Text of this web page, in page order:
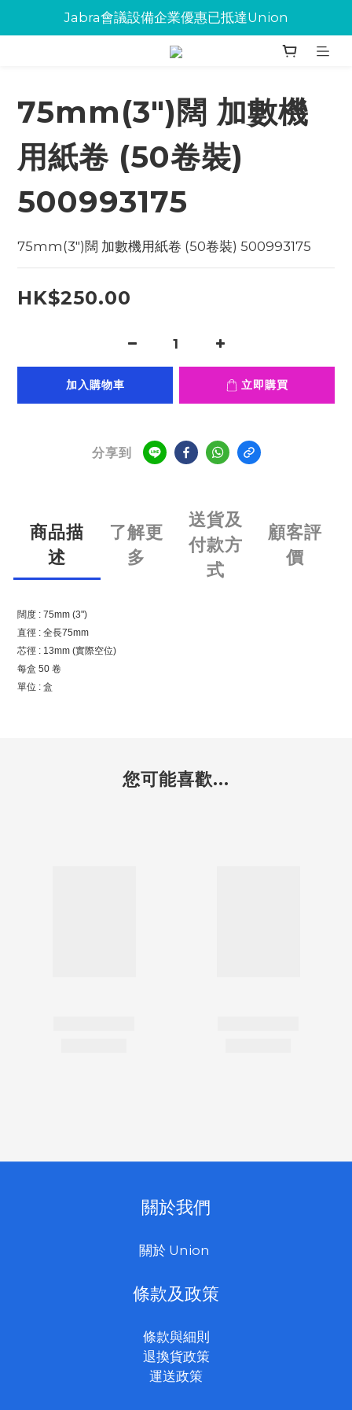
Jabra會議設備企業優惠已抵達Union
Jabra會議設備企業優惠已抵達Union
環保碳粉歡迎大量下單
75mm(3")闊 加數機
用紙卷 (50卷裝)
500993175
75mm(3")闊 加數機用紙卷 (50卷裝) 500993175
HK$250.00
加入購物車 立即購買
分享到
商品描
述
了解更
多
送貨及
付款方
式
顧客評
價
闊度 : 75mm (3")
直徑 : 全長75mm
芯徑 : 13mm (實際空位)
每盒 50 卷
單位 : 盒
您可能喜歡...
關於我們
關於 Union
條款及政策
條款與細則
退換貨政策
運送政策